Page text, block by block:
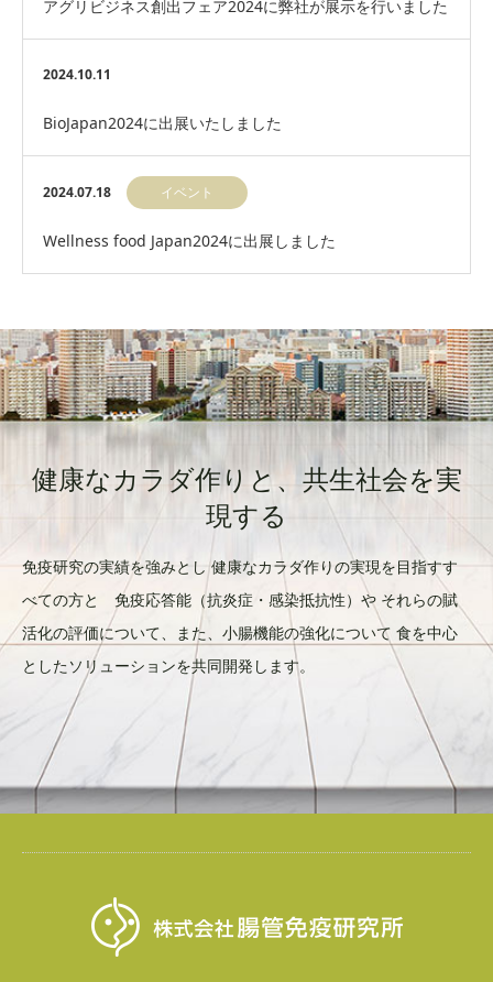
アグリビジネス創出フェア2024に弊社が展示を行いました
2024.10.11
BioJapan2024に出展いたしました
2024.07.18 イベント
Wellness food Japan2024に出展しました
健康なカラダ作りと、共生社会を実
現する
免疫研究の実績を強みとし 健康なカラダ作りの実現を目指すす
べての方と 免疫応答能（抗炎症・感染抵抗性）や それらの賦
活化の評価について、また、小腸機能の強化について 食を中心
としたソリューションを共同開発します。